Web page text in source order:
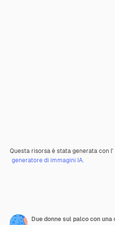
Questa risorsa è stata generata con l'
generatore di immagini IA.